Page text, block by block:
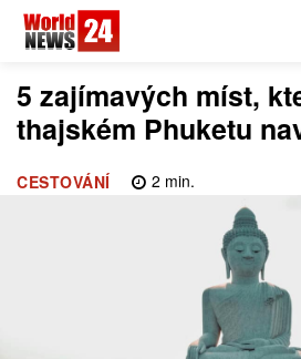
5 zajímavých míst,
thajském Phuketu
CESTOVÁNÍ 2 min.